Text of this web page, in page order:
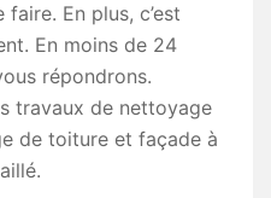
En plus, c’est
En moins de 24
répondrons.
travaux de nettoyage
de toiture et façade à